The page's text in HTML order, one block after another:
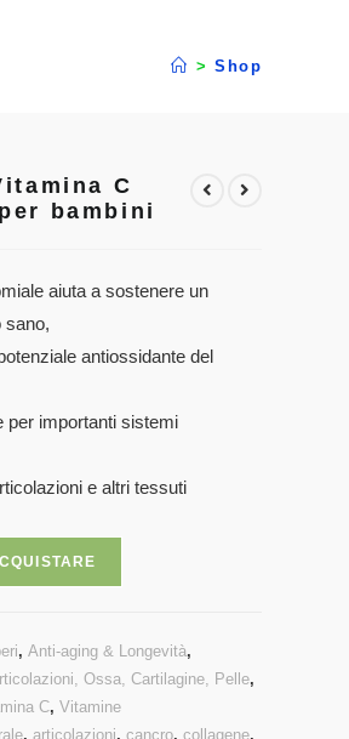
> Shop
C
bambini
aiuta a sostenere un
sano,
antiossidante del
per importanti sistemi
e altri tessuti
,Anti-aging & Longevità,
Ossa, Cartilagine, Pelle,
C,Vitamine
,articolazioni,cancro,collagene,